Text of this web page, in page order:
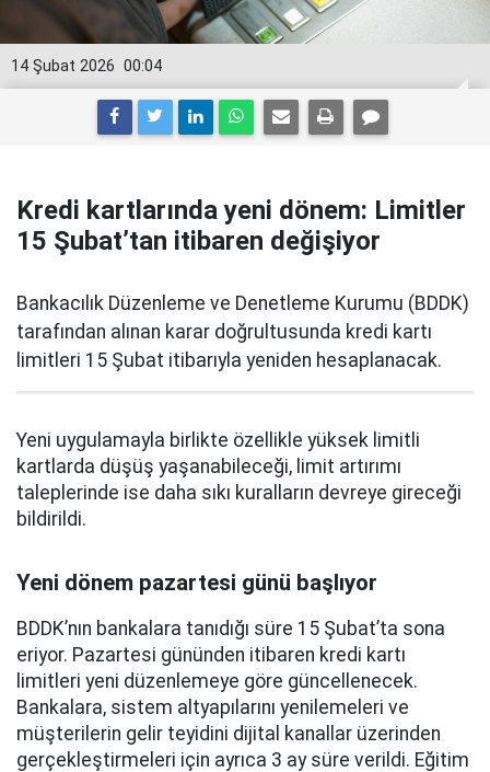
00:04
14 Şubat 2026
Kredi kartlarında yeni dönem: Limitler
15 Şubat’tan itibaren değişiyor
Bankacılık Düzenleme ve Denetleme Kurumu (BDDK)
tarafından alınan karar doğrultusunda kredi kartı
limitleri 15 Şubat itibarıyla yeniden hesaplanacak.
Yeni uygulamayla birlikte özellikle yüksek limitli
kartlarda düşüş yaşanabileceği, limit artırımı
taleplerinde ise daha sıkı kuralların devreye gireceği
bildirildi.
Yeni dönem pazartesi günü başlıyor
BDDK’nın bankalara tanıdığı süre 15 Şubat’ta sona
eriyor. Pazartesi gününden itibaren kredi kartı
limitleri yeni düzenlemeye göre güncellenecek.
Bankalara, sistem altyapılarını yenilemeleri ve
müşterilerin gelir teyidini dijital kanallar üzerinden
gerçekleştirmeleri için ayrıca 3 ay süre verildi. Eğitim